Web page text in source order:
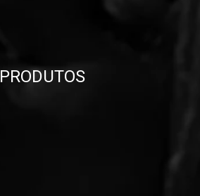
PRODUTOS